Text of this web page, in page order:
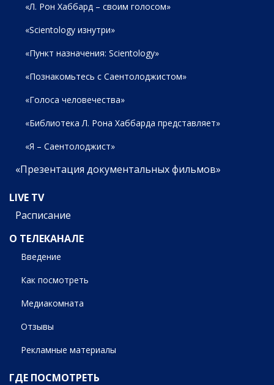
«Л. Рон Хаббард – своим голосом»
«Scientology изнутри»
«Пункт назначения: Scientology»
«Познакомьтесь с Саентолоджистом»
«Голоса человечества»
«Библиотека Л. Рона Хаббарда представляет»
«Я – Саентолоджист»
«Презентация документальных фильмов»
LIVE TV
Расписание
О ТЕЛЕКАНАЛЕ
Введение
Как посмотреть
Медиакомната
Отзывы
Рекламные материалы
ГДЕ ПОСМОТРЕТЬ